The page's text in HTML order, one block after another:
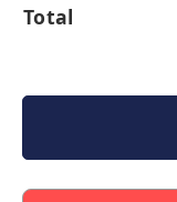
Total